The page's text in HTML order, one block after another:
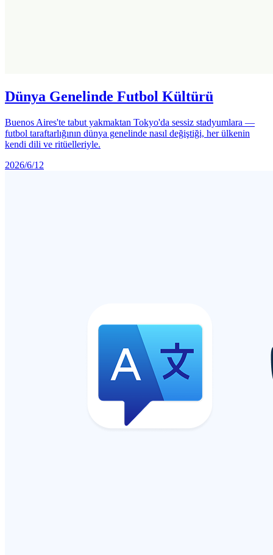
Dünya Genelinde Futbol Kültürü
Buenos Aires'te tabut yakmaktan Tokyo'da sessiz stadyumlara —
futbol taraftarlığının dünya genelinde nasıl değiştiği, her ülkenin
kendi dili ve ritüelleriyle.
2026/6/12